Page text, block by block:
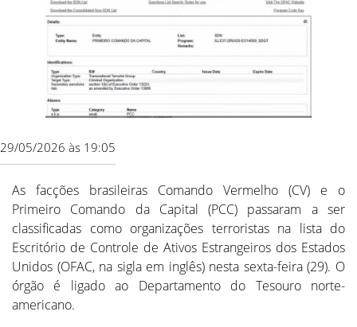
29/05/2026 às 19:05
As facções brasileiras Comando Vermelho (CV) e o
Primeiro Comando da Capital (PCC) passaram a ser
classificadas como organizações terroristas na lista do
Escritório de Controle de Ativos Estrangeiros dos Estados
Unidos (OFAC, na sigla em inglês) nesta sexta-feira (29). O
órgão é ligado ao Departamento do Tesouro norte-
americano.